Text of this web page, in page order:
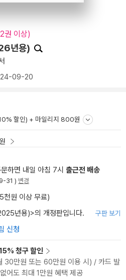
권 이상)
년용)
09-20
할인) + 마일리지 800원
원
하면 내일 아침 7시 출근전 배송
31 ) 변경
천원 이상 무료)
년용)>의 개정판입니다. 구판 보기
신청
청구 할인
30만원 또는 60만원 이용 시) / 카드 발
어도 최대 1만원 혜택 제공